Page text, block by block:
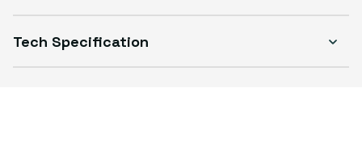
Tech Specification